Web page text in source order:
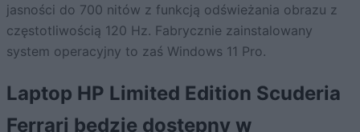
jasności do 700 nitów z funkcją odświeżania obrazu z
częstotliwością 120 Hz. Fabrycznie zainstalowany
system operacyjny to zaś Windows 11 Pro.
Laptop HP Limited Edition Scuderia
Ferrari będzie dostępny w